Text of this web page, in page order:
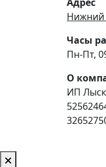
Нижний
Часы
Пн-Пт,
О
ИП